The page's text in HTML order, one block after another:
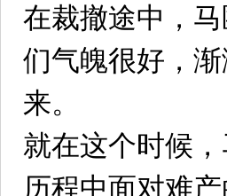
在裁撤途中，
们气魄很好，
来。
就在这个时候
历程中面对难